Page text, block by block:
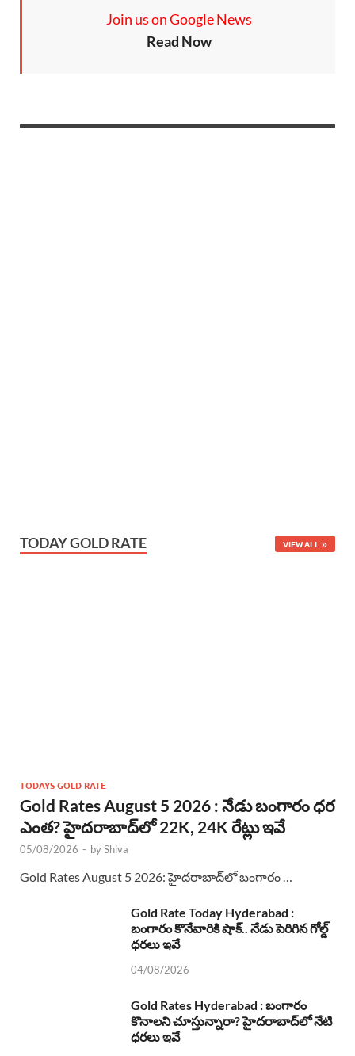
Join us on Google News
Read Now
TODAY GOLD RATE VIEW ALL
TODAYS GOLD RATE
Gold Rates August 5 2026 : నేడు బంగారం ధర
ఎంత? హైదరాబాద్‌లో 22K, 24K రేట్లు ఇవే
05/08/2026 - byShiva
Gold Rates August 5 2026: హైదరాబాద్‌లో బంగారం …
Gold Rate Today Hyderabad :
బంగారం కొనేవారికి షాక్.. నేడు పెరిగిన గోల్డ్
ధరలు ఇవే
04/08/2026
Gold Rates Hyderabad : బంగారం
కొనాలని చూస్తున్నారా? హైదరాబాద్‌లో నేటి
ధరలు ఇవే